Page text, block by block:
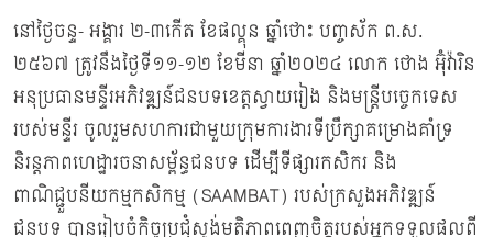
នៅថ្ងៃចន្ទ- អង្គារ ២-៣កើត ខែផល្គុន ឆ្នាំថោះ បញ្ចស័ក ព.ស.
២៥៦៧ ត្រូវនឹងថ្ងៃទី១១-១២ ខែមីនា ឆ្នាំ២០២៤ លោក ថោង អ៊ុំវ៉ារិន
អនុប្រធានមន្ទីរអភិវឌ្ឍន៍ជនបទខេត្តស្វាយរៀង និងមន្ត្រីបច្ចេកទេស
របស់មន្ទីរ ចូលរួមសហការជាមួយក្រុមការងារទីប្រឹក្សាគម្រោងគាំទ្រ
និរន្តភាពហេដ្ឋារចនាសម្ព័ន្ធជនបទ ដើម្បីទីផ្សារកសិករ និង
ពាណិជ្ជួបនីយកម្មកសិកម្ម (SAAMBAT) របស់ក្រសួងអភិវឌ្ឍន៍
ជនបទ បានរៀបចំកិច្ចប្រជុំស្ទង់មតិភាពពេញចិត្តរបស់អ្នកទទួលផលពី